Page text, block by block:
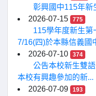
彰興國中115年新
2026-07-15
775
115學年度新生第
7/16(四)於本縣信義國
2026-07-10
374
公告本校新生雙
本校有興趣參加的新...
2026-07-09
193